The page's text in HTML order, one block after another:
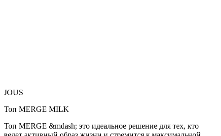
JOUS
Топ MERGE MILK
Топ MERGE &mdash; это идеальное решение для тех, кто